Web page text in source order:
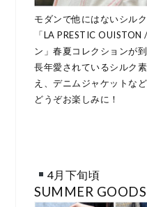
モダンで他にはないシル
「LA PRESTIC
ン」春夏コレクションが
長年愛されているシルク
え、デニムジャケットな
どうぞお楽しみに！
4月下旬頃
SUMMER GOODS